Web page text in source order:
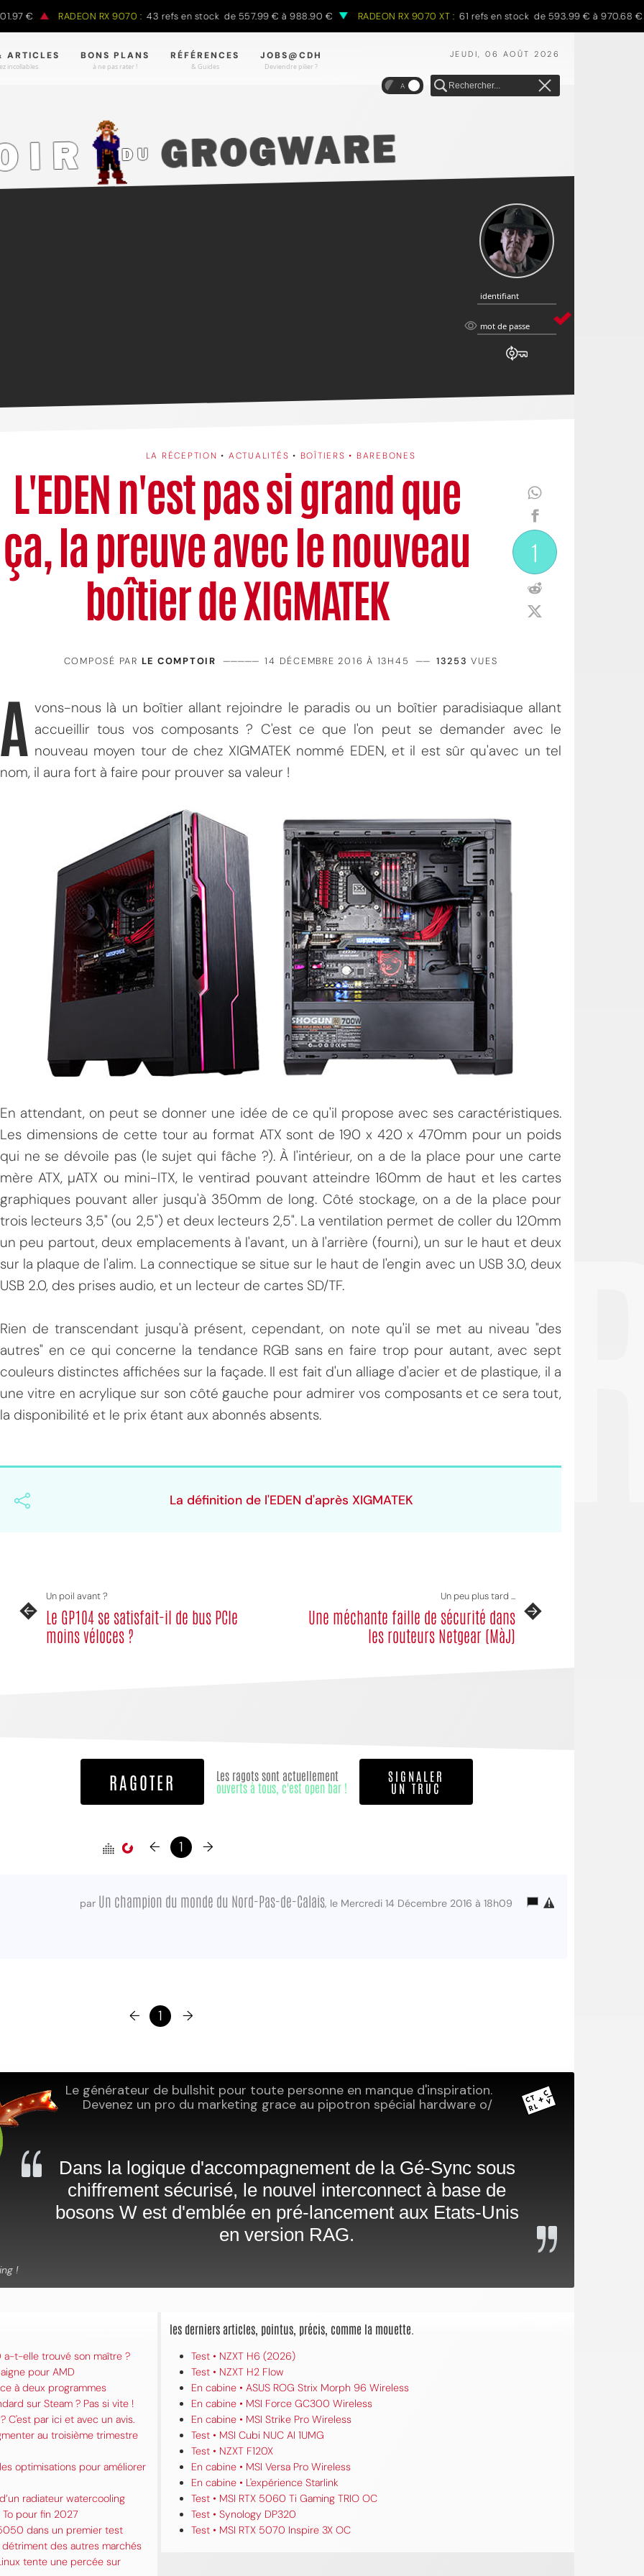
€ RADEON RX 9070 : 43 refs en stock de 557.99 € à 988.90 € RADEON RX 9070 XT : 61 refs en stock de 593.99 € à 970.68 €
JEUDI, 06 AOÛT 2026
ARTICLES
incollables.
BONS PLANS
à ne pas rater !
RÉFÉRENCES
& Guides
JOBS@CDH
Deviendre pilier ?
A
identifiant
identifiant
mot
mot de passe
LA RÉCEPTION • ACTUALITÉS • BOÎTIERS • BAREBONES
L'EDEN n'est pas si grand que
ça, la preuve avec le nouveau
boîtier de XIGMATEK
1
COMPOSÉ PAR LE COMPTOIR ————— 14 DÉCEMBRE 2016 À 13H45 —— 13253 VUES
A vons-nous là un boîtier allant rejoindre le paradis ou un boîtier paradisiaque allant
accueillir tous vos composants ? C'est ce que l'on peut se demander avec le
nouveau moyen tour de chez XIGMATEK nommé EDEN, et il est sûr qu'avec un tel
nom, il aura fort à faire pour prouver sa valeur !
En attendant, on peut se donner une idée de ce qu'il propose avec ses caractéristiques.
Les dimensions de cette tour au format ATX sont de 190 x 420 x 470mm pour un poids
qui ne se dévoile pas (le sujet qui fâche ?). À l'intérieur, on a de la place pour une carte
mère ATX, µATX ou mini-ITX, le ventirad pouvant atteindre 160mm de haut et les cartes
graphiques pouvant aller jusqu'à 350mm de long. Côté stockage, on a de la place pour
trois lecteurs 3,5" (ou 2,5") et deux lecteurs 2,5". La ventilation permet de coller du 120mm
un peu partout, deux emplacements à l'avant, un à l'arrière (fourni), un sur le haut et deux
sur la plaque de l'alim. La connectique se situe sur le haut de l'engin avec un USB 3.0, deux
USB 2.0, des prises audio, et un lecteur de cartes SD/TF.
Rien de transcendant jusqu'à présent, cependant, on note qu'il se met au niveau "des
autres" en ce qui concerne la tendance RGB sans en faire trop pour autant, avec sept
couleurs distinctes affichées sur la façade. Il est fait d'un alliage d'acier et de plastique, il a
une vitre en acrylique sur son côté gauche pour admirer vos composants et ce sera tout,
la disponibilité et le prix étant aux abonnés absents.
La définition de l'EDEN d'après XIGMATEK
Un poil avant ?
Le GP104 se satisfait-il de bus PCIe
moins véloces ?
Un peu plus tard ...
Une méchante faille de sécurité dans
les routeurs Netgear (MàJ)
RAGOTER
Les ragots sont actuellement
ouverts à tous, c'est open bar !
SIGNALER
UN TRUC
← 1 →
par Un champion du monde du Nord-Pas-de-Calais, le Mercredi 14 Décembre 2016 à 18h09
← 1 →
a-t-elle trouvé son maître ?
pour AMD
à deux programmes
sur Steam ? Pas si vite !
C'est par ici et avec un avis.
au troisième trimestre
optimisations pour améliorer
radiateur watercooling
pour fin 2027
dans un premier test
détriment des autres marchés
tente une percée sur
les derniers articles, pointus, précis, comme la mouette.
Test • NZXT H6 (2026)
Test • NZXT H2 Flow
En cabine • ASUS ROG Strix Morph 96 Wireless
En cabine • MSI Force GC300 Wireless
En cabine • MSI Strike Pro Wireless
Test • MSI Cubi NUC AI 1UMG
Test • NZXT F120X
En cabine • MSI Versa Pro Wireless
En cabine • L'expérience Starlink
Test • MSI RTX 5060 Ti Gaming TRIO OC
Test • Synology DP320
Test • MSI RTX 5070 Inspire 3X OC